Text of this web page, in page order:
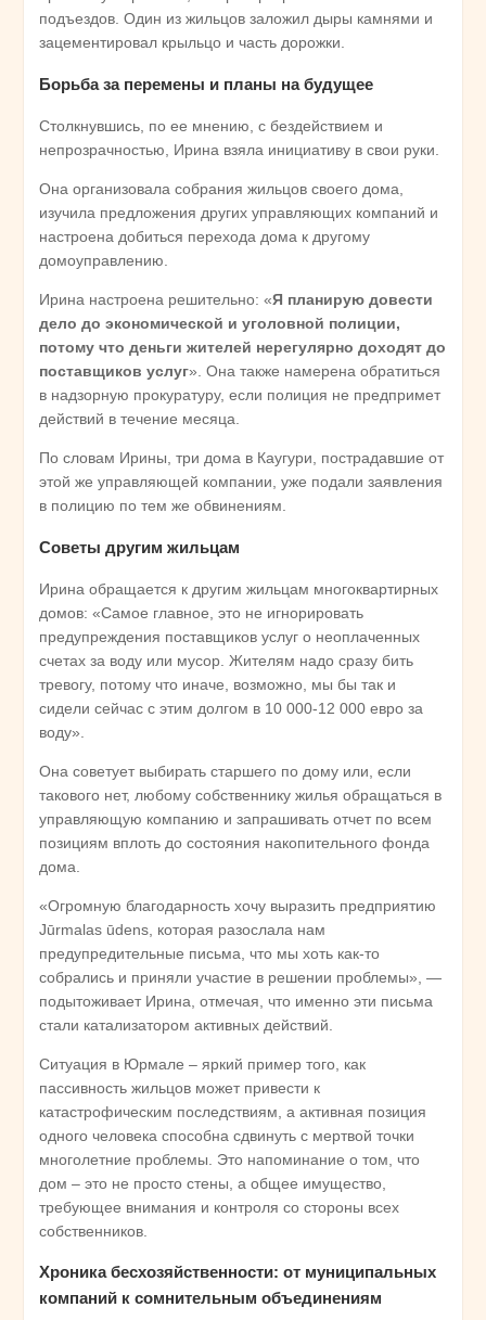
подъездов. Один из жильцов заложил дыры камнями и
зацементировал крыльцо и часть дорожки.
Борьба за перемены и планы на будущее
Столкнувшись, по ее мнению, с бездействием и
непрозрачностью, Ирина взяла инициативу в свои руки.
Она организовала собрания жильцов своего дома,
изучила предложения других управляющих компаний и
настроена добиться перехода дома к другому
домоуправлению.
Ирина настроена решительно: «Я планирую довести
дело до экономической и уголовной полиции,
потому что деньги жителей нерегулярно доходят до
поставщиков услуг». Она также намерена обратиться
в надзорную прокуратуру, если полиция не предпримет
действий в течение месяца.
По словам Ирины, три дома в Каугури, пострадавшие от
этой же управляющей компании, уже подали заявления
в полицию по тем же обвинениям.
Советы другим жильцам
Ирина обращается к другим жильцам многоквартирных
домов: «Самое главное, это не игнорировать
предупреждения поставщиков услуг о неоплаченных
счетах за воду или мусор. Жителям надо сразу бить
тревогу, потому что иначе, возможно, мы бы так и
сидели сейчас с этим долгом в 10 000-12 000 евро за
воду».
Она советует выбирать старшего по дому или, если
такового нет, любому собственнику жилья обращаться в
управляющую компанию и запрашивать отчет по всем
позициям вплоть до состояния накопительного фонда
дома.
«Огромную благодарность хочу выразить предприятию
Jūrmalas ūdens, которая разослала нам
предупредительные письма, что мы хоть как-то
собрались и приняли участие в решении проблемы», —
подытоживает Ирина, отмечая, что именно эти письма
стали катализатором активных действий.
Ситуация в Юрмале – яркий пример того, как
пассивность жильцов может привести к
катастрофическим последствиям, а активная позиция
одного человека способна сдвинуть с мертвой точки
многолетние проблемы. Это напоминание о том, что
дом – это не просто стены, а общее имущество,
требующее внимания и контроля со стороны всех
собственников.
Хроника бесхозяйственности: от муниципальных
компаний к сомнительным объединениям